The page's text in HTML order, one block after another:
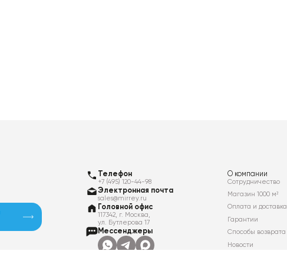
Телефон
+7 (495) 120-44-98
Электронная почта
sales@mirrey.ru
Головной офис
117342, г. Москва,
ул. Бутлерова 17
Мессенджеры
О компании
Сотрудничество
Магазин 1000 м²
Оплата и доставка
Гарантии
Способы возврата
Новости